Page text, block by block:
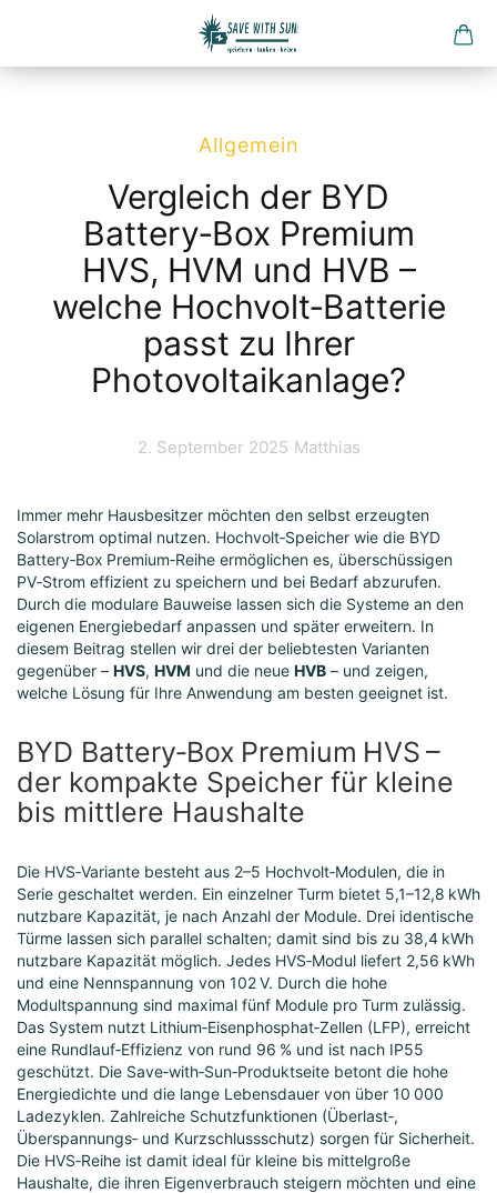
Direkt
Allgemein
Vergleich der BYD
Battery‑Box Premium
HVS, HVM und HVB –
welche Hochvolt‑Batterie
passt zu Ihrer
Photovoltaikanlage?
2. September 2025 Matthias
Immer mehr Hausbesitzer möchten den selbst erzeugten
Solarstrom optimal nutzen. Hochvolt‑Speicher wie die BYD
Battery‑Box Premium‑Reihe ermöglichen es, überschüssigen
PV‑Strom effizient zu speichern und bei Bedarf abzurufen.
Durch die modulare Bauweise lassen sich die Systeme an den
eigenen Energiebedarf anpassen und später erweitern. In
diesem Beitrag stellen wir drei der beliebtesten Varianten
gegenüber – HVS, HVM und die neue HVB – und zeigen,
welche Lösung für Ihre Anwendung am besten geeignet ist.
BYD Battery‑Box Premium HVS –
der kompakte Speicher für kleine
bis mittlere Haushalte
Die HVS‑Variante besteht aus 2–5 Hochvolt‑Modulen, die in
Serie geschaltet werden. Ein einzelner Turm bietet 5,1–12,8 kWh
nutzbare Kapazität, je nach Anzahl der Module. Drei identische
Türme lassen sich parallel schalten; damit sind bis zu 38,4 kWh
nutzbare Kapazität möglich. Jedes HVS‑Modul liefert 2,56 kWh
und eine Nennspannung von 102 V. Durch die hohe
Modultspannung sind maximal fünf Module pro Turm zulässig.
Das System nutzt Lithium‑Eisenphosphat‑Zellen (LFP), erreicht
eine Rundlauf‑Effizienz von rund 96 % und ist nach IP55
geschützt. Die Save‑with‑Sun‑Produktseite betont die hohe
Energiedichte und die lange Lebensdauer von über 10 000
Ladezyklen. Zahlreiche Schutzfunktionen (Überlast‑,
Überspannungs‑ und Kurzschlussschutz) sorgen für Sicherheit.
Die HVS‑Reihe ist damit ideal für kleine bis mittelgroße
Haushalte, die ihren Eigenverbrauch steigern möchten und eine